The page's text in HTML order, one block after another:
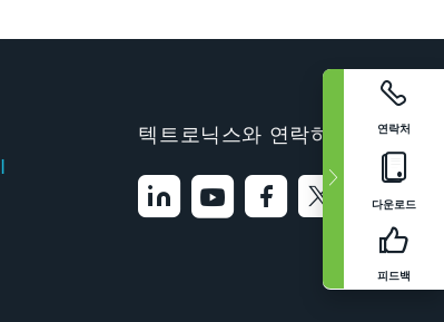
연락처
다운로드
피드백
텍트로닉스와 연락하기